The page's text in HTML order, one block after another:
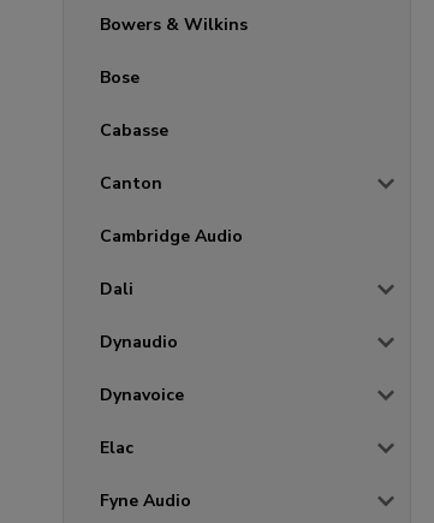
Bowers & Wilkins
Bose
Cabasse
Canton
Cambridge Audio
Dali
Dynaudio
Dynavoice
Elac
Fyne Audio